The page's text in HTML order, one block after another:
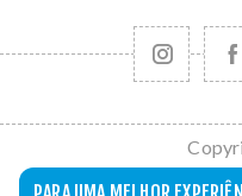
All